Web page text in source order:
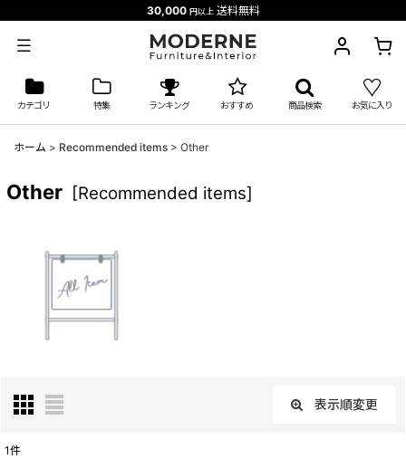
30,000 円以上送料無料
カテゴリ 特集 ランキング おすすめ 商品検索 お気に入り
ホーム > Recommended items > Other
Other [Recommended items]
表示順変更
1件